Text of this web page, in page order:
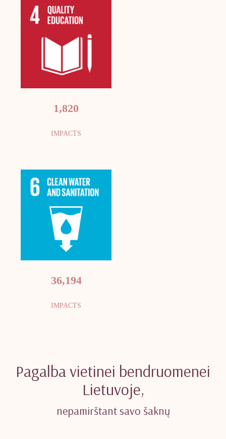
1,820
IMPACTS
36,194
IMPACTS
Pagalba vietinei bendruomenei
Lietuvoje,
nepamirštant savo šaknų